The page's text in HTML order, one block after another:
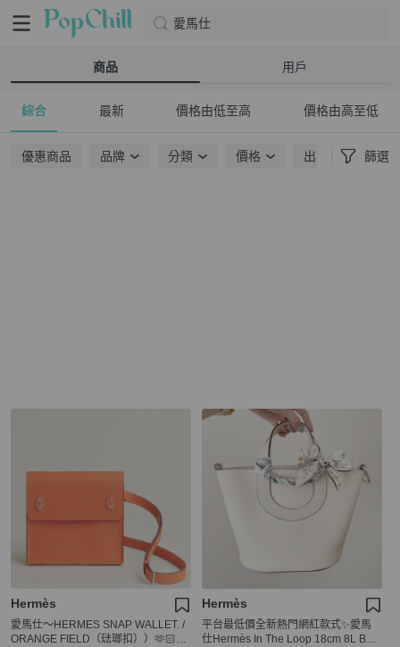
愛馬仕
商品 用戶
綜合 最新 價格由低至高 價格由高至低
優惠商品 品牌 分類 價格 出貨地點 篩選
Hermès
愛馬仕～HERMES SNAP WALLET. /
ORANGE FIELD（琺瑯扣））🫶🏻迎
Hermès
平台最低價全新熱門網紅款式✨愛馬
仕Hermès In The Loop 18cm 8L Beto